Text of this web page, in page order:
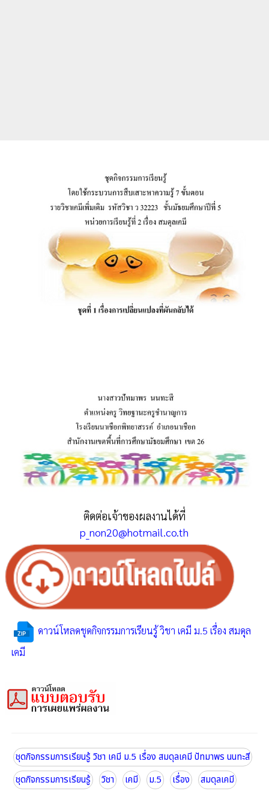
ติดต่อเจ้าของผลงานได้ที่
p_non20@hotmail.co.th
ดาวน์โหลดชุดกิจกรรมการเรียนรู้ วิชา เคมี ม.5 เรื่อง สมดุล
เคมี
ชุดกิจกรรมการเรียนรู้ วิชา เคมี ม.5 เรื่อง สมดุลเคมี ปัทมาพร นนทะสี
ชุดกิจกรรมการเรียนรู้
วิชา เคมี ม.5 เรื่อง
สมดุลเคมี